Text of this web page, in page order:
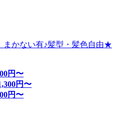
まかない有♪髪型・髪色自由★
円〜
円〜
円〜